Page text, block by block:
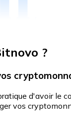
?
d'avoir le
vos